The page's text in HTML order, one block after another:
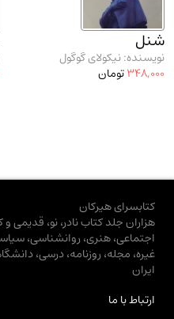
شنل
نویسنده: نیکولای گوگول
348,000تومان
کتابسرای هیرکان
هزاران جلد کتاب نادر، نو، قدیمی
اجتماعی، هنری، روانشناسی،
غیره، مجله، روزنامه، درسی،
ایران
ارتباط با ما